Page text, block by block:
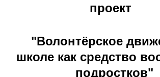
проект
"Волонтёрское
школе как средство
подростков"